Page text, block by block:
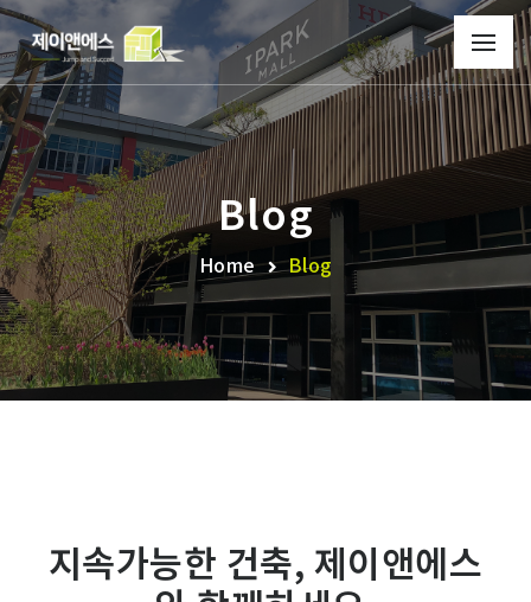
Blog
Home Blog
지속가능한 건축, 제이앤에스